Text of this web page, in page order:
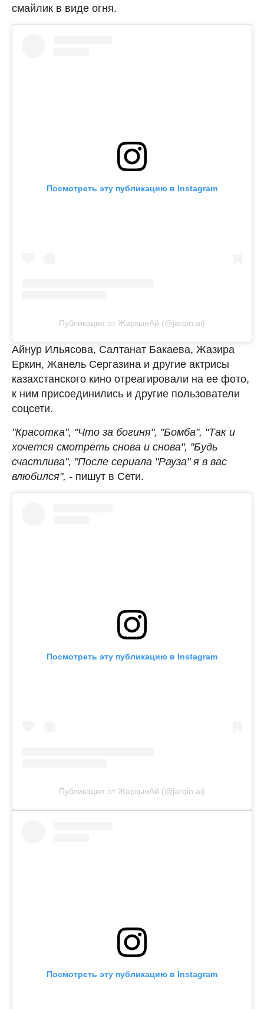
смайлик в виде огня.
Посмотреть эту публикацию в Instagram
Публикация от ЖарқынАй (@jarqin.ai)
Айнур Ильясова, Салтанат Бакаева, Жазира
Еркин, Жанель Сергазина и другие актрисы
казахстанского кино отреагировали на ее фото,
к ним присоединились и другие пользователи
соцсети.
"Красотка", "Что за богиня", "Бомба", "Так и
хочется смотреть снова и снова", "Будь
счастлива", "После сериала "Рауза" я в вас
влюбился", - пишут в Сети.
Посмотреть эту публикацию в Instagram
Публикация от ЖарқынАй (@jarqin.ai)
Посмотреть эту публикацию в Instagram